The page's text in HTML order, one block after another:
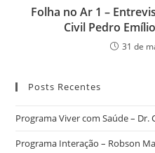
Folha no Ar 1 –
Civil Pedro
31 de
Posts Recentes
Programa Viver com Saúde – Dr.
Programa Interação – Robson